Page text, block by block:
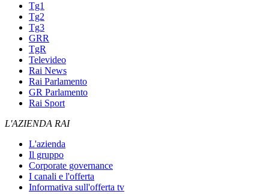
Tg1
Tg2
Tg3
GRR
TgR
Televideo
Rai News
Rai Parlamento
GR Parlamento
Rai Sport
L'AZIENDA RAI
L'azienda
Il gruppo
Corporate governance
I canali e l'offerta
Informativa sull'offerta tv